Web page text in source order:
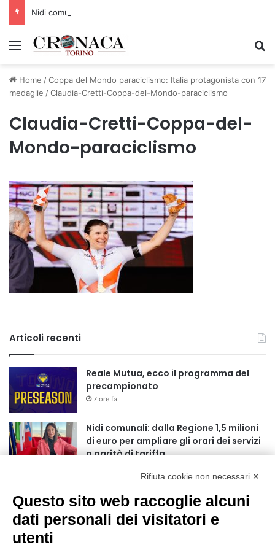
Menu
Home /Coppa del Mondo paraciclismo: Italia protagonista con 17
medaglie /Claudia-Cretti-Coppa-del-Mondo-paraciclismo
Claudia-Cretti-Coppa-del-
Mondo-paraciclismo
Articoli recenti
Reale Mutua, ecco il programma del
precampionato
7 ore fa
Nidi comunali: dalla Regione 1,5 milioni
di euro per ampliare gli orari dei servizi
a parità di tariffa
collegamenti verso la collina
11 ore fa
Rifiuta cookie non necessari ✕
Questo sito web raccoglie alcuni
dati personali dei visitatori e
utenti